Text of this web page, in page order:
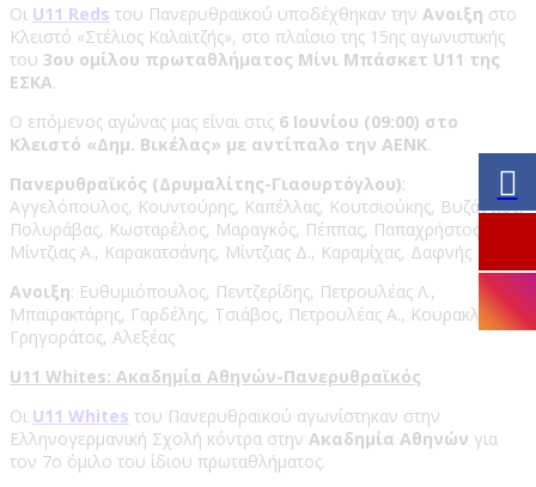
Οι U11 Reds του Πανερυθραϊκού υποδέχθηκαν την Ανοιξη στο
Κλειστό «Στέλιος Καλαϊτζής», στο πλαίσιο της 15ης αγωνιστικής
του 3ου ομίλου πρωταθλήματος Μίνι Μπάσκετ U11 της
ΕΣΚΑ.
Ο επόμενος αγώνας μας είναι στις 6 Ιουνίου (09:00) στο
Κλειστό «Δημ. Βικέλας» με αντίπαλο την ΑΕΝΚ.
Πανερυθραϊκός (Δρυμαλίτης-Γιαουρτόγλου):
Αγγελόπουλος, Κουντούρης, Καπέλλας, Κουτσιούκης, Βυζάντιος,
Πολυράβας, Κωσταρέλος, Μαραγκός, Πέππας, Παπαχρήστος,
Μίντζιας Α., Καρακατσάνης, Μίντζιας Δ., Καραμίχας, Δαφνής
Ανοιξη: Ευθυμιόπουλος, Πεντζερίδης, Πετρουλέας Λ.,
Μπαϊρακτάρης, Γαρδέλης, Τσιάβος, Πετρουλέας Α., Κουρακλής,
Γρηγοράτος, Αλεξέας
U11 Whites: Ακαδημία Αθηνών-Πανερυθραϊκός
Οι U11 Whites του Πανερυθραϊκού αγωνίστηκαν στην
Ελληνογερμανική Σχολή κόντρα στην Ακαδημία Αθηνών για
τον 7ο όμιλο του ίδιου πρωταθλήματος.